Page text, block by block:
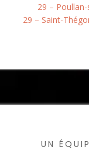
29 –
29 – Saint-
UN